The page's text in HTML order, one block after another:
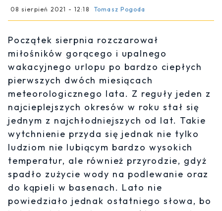
08 sierpień 2021 - 12:18 Tomasz Pogoda
Początek sierpnia rozczarował
miłośników gorącego i upalnego
wakacyjnego urlopu po bardzo ciepłych
pierwszych dwóch miesiącach
meteorologicznego lata. Z reguły jeden z
najcieplejszych okresów w roku stał się
jednym z najchłodniejszych od lat. Takie
wytchnienie przyda się jednak nie tylko
ludziom nie lubiącym bardzo wysokich
temperatur, ale również przyrodzie, gdyż
spadło zużycie wody na podlewanie oraz
do kąpieli w basenach. Lato nie
powiedziało jednak ostatniego słowa, bo